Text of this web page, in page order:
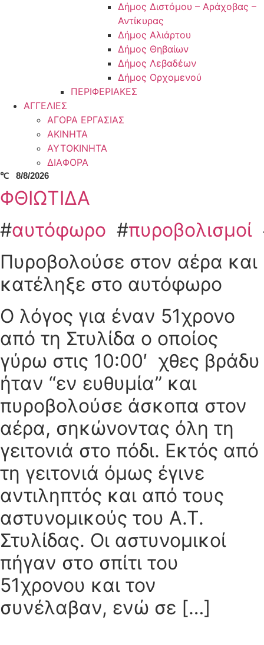
Δήμος Διστόμου – Αράχοβας –
Αντίκυρας
Δήμος Αλιάρτου
Δήμος Θηβαίων
Δήμος Λεβαδέων
Δήμος Ορχομενού
ΠΕΡΙΦΕΡΙΑΚΕΣ
ΑΓΓΕΛΙΕΣ
ΑΓΟΡΑ ΕΡΓΑΣΙΑΣ
ΑΚΙΝΗΤΑ
ΑΥΤΟΚΙΝΗΤΑ
ΔΙΑΦΟΡΑ
℃ 8/8/2026
ΦΘΙΩΤΙΔΑ
#αυτόφωρο #πυροβολισμοί
Πυροβολούσε στον αέρα και
κατέληξε στο αυτόφωρο
Ο λόγος για έναν 51χρονο
από τη Στυλίδα ο οποίος
γύρω στις 10:00′ χθες βράδυ
ήταν “εν ευθυμία” και
πυροβολούσε άσκοπα στον
αέρα, σηκώνοντας όλη τη
γειτονιά στο πόδι. Εκτός από
τη γειτονιά όμως έγινε
αντιληπτός και από τους
αστυνομικούς του Α.Τ.
Στυλίδας. Οι αστυνομικοί
πήγαν στο σπίτι του
51χρονου και τον
συνέλαβαν, ενώ σε […]